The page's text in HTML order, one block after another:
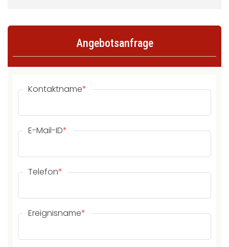
Angebotsanfrage
Kontaktname*
E-Mail-ID*
Telefon*
Ereignisname*